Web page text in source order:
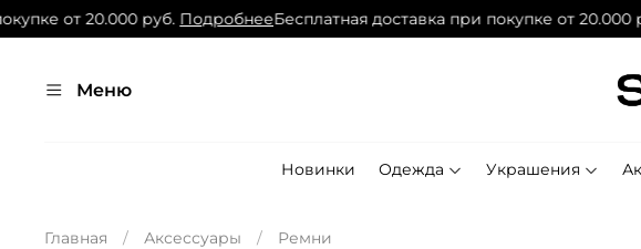
от 20.000 руб.ПодробнееБесплатная доставка при покупке от 20.000
Меню
Новинки Одежда Украшения
Главная Аксессуары Ремни